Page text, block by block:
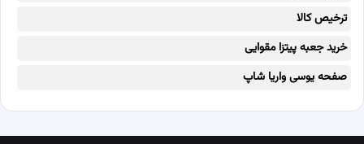
ترخیص کالا
خرید جعبه پیتزا مقوایی
صفحه یوسی واریا شاپ